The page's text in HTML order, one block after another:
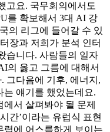
고요. 국무회의에서도
를 확보해서 3대 AI 강
의 리그에 들어갈 수 있
장과 저희가 분석 인터
습니다. 사람들의 일자
의 옳고 그름에 대해서
그다음에 기후, 에너지,
는 얘기를 했었는데요.
서 살펴봐야 될 문제
간’이라는 유럽식 표현
렵에 어스름하게 보이는